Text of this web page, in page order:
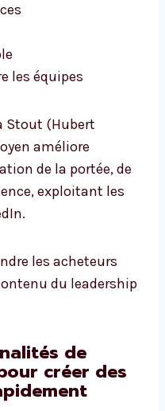
les équipes
Stout (Hubert
améliore
de la portée, de
exploitant les
les acheteurs
du leadership
de
créer des